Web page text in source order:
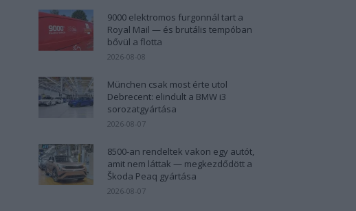
9000 elektromos furgonnál tart a
Royal Mail — és brutális tempóban
bővül a flotta
2026-08-08
München csak most érte utol
Debrecent: elindult a BMW i3
sorozatgyártása
2026-08-07
8500-an rendeltek vakon egy autót,
amit nem láttak — megkezdődött a
Škoda Peaq gyártása
2026-08-07